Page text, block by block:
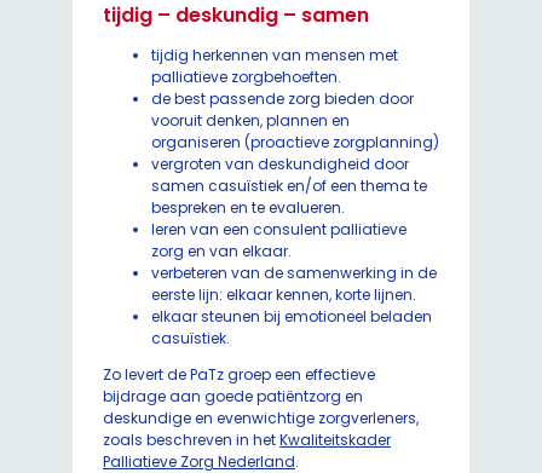
tijdig – deskundig – samen
tijdig herkennen van mensen met
palliatieve zorgbehoeften.
de best passende zorg bieden door
vooruit denken, plannen en
organiseren (proactieve zorgplanning)
vergroten van deskundigheid door
samen casuïstiek en/of een thema te
bespreken en te evalueren.
leren van een consulent palliatieve
zorg en van elkaar.
verbeteren van de samenwerking in de
eerste lijn: elkaar kennen, korte lijnen.
elkaar steunen bij emotioneel beladen
casuïstiek.
Zo levert de PaTz groep een effectieve
bijdrage aan goede patiëntzorg en
deskundige en evenwichtige zorgverleners,
zoals beschreven in hetKwaliteitskader
Palliatieve Zorg Nederland.